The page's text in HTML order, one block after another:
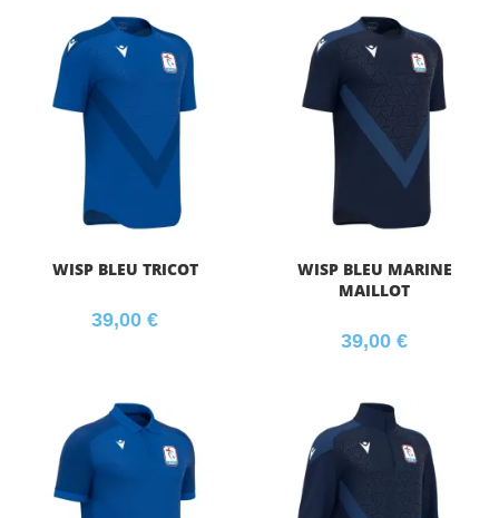
WISP BLEU TRICOT
39,00 €
WISP BLEU MARINE
MAILLOT
39,00 €